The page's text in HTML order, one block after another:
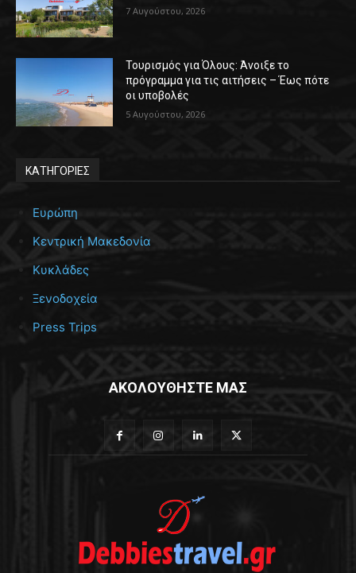
7 Αυγούστου, 2026
Τουρισμός για Όλους: Άνοιξε το
πρόγραμμα για τις αιτήσεις – Έως πότε
οι υποβολές
5 Αυγούστου, 2026
ΚΑΤΗΓΟΡΙΕΣ
Ευρώπη
Κεντρική Μακεδονία
Κυκλάδες
Ξενοδοχεία
Press Trips
ΑΚΟΛΟΥΘΗΣΤΕ ΜΑΣ